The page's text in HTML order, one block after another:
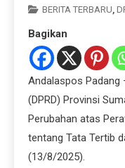
BERITA TERBARU,
Bagikan
Andalaspos Padang
(DPRD) Provinsi
Perubahan atas
tentang Tata Tertib
(13/8/2025).